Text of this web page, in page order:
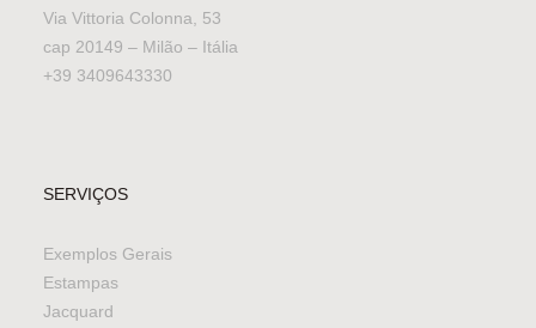
Via Vittoria Colonna, 53
cap 20149 – Milão – Itália
+39 3409643330
SERVIÇOS
Exemplos Gerais
Estampas
Jacquard